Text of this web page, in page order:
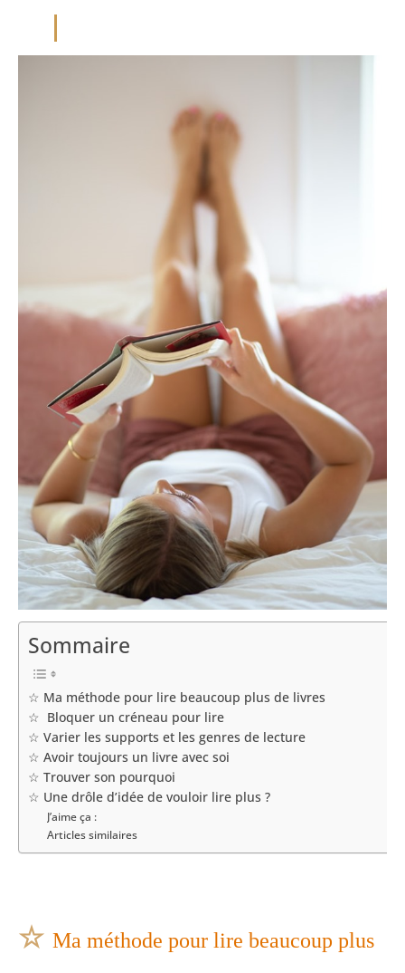
Sommaire
☆ Ma méthode pour lire beaucoup plus de livres
☆ Bloquer un créneau pour lire
☆ Varier les supports et les genres de lecture
☆ Avoir toujours un livre avec soi
☆ Trouver son pourquoi
☆ Une drôle d’idée de vouloir lire plus ?
J’aime ça :
Articles similaires
☆ Ma méthode pour lire beaucoup plus